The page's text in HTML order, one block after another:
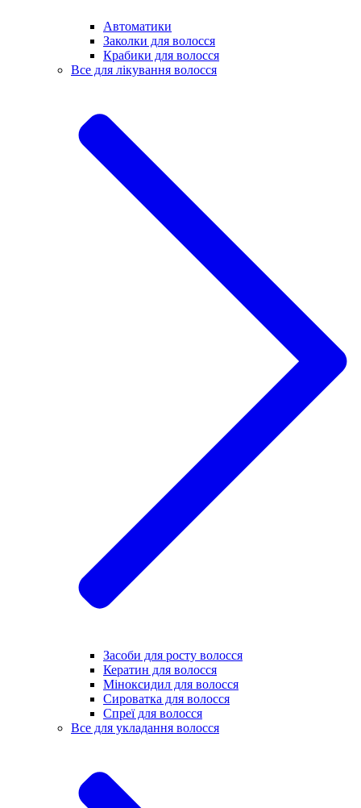
Автоматики
Заколки для волосся
Крабики для волосся
Все для лікування волосся
Засоби для росту волосся
Кератин для волосся
Міноксидил для волосся
Сироватка для волосся
Спреї для волосся
Все для укладання волосся